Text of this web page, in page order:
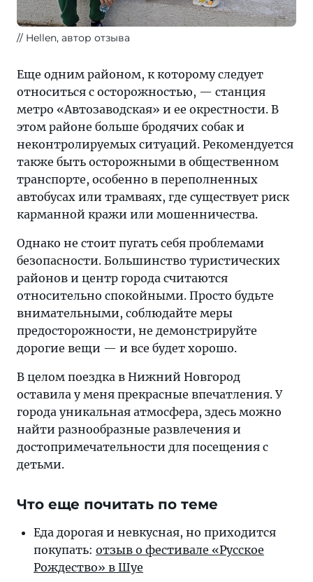
Hellen, автор отзыва
Еще одним районом, к которому следует
относиться с осторожностью, — станция
метро «Автозаводская» и ее окрестности. В
этом районе больше бродячих собак и
неконтролируемых ситуаций. Рекомендуется
также быть осторожными в общественном
транспорте, особенно в переполненных
автобусах или трамваях, где существует риск
карманной кражи или мошенничества.
Однако не стоит пугать себя проблемами
безопасности. Большинство туристических
районов и центр города считаются
относительно спокойными. Просто будьте
внимательными, соблюдайте меры
предосторожности, не демонстрируйте
дорогие вещи — и все будет хорошо.
В целом поездка в Нижний Новгород
оставила у меня прекрасные впечатления. У
города уникальная атмосфера, здесь можно
найти разнообразные развлечения и
достопримечательности для посещения с
детьми.
Что еще почитать по теме
Еда дорогая и не­вкус­ная, но при­хо­дит­ся
по­ку­пать: от­зыв о фес­ти­ва­ле «Рус­ское
Рож­дест­во» в Шуе